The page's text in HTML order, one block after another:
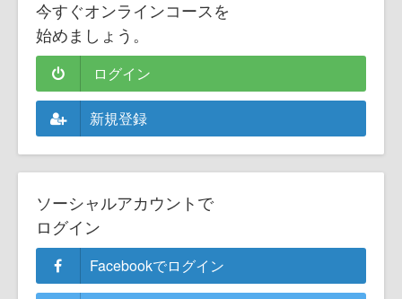
今すぐオンラインコースを
始めましょう。
ログイン
新規登録
ソーシャルアカウントで
ログイン
Facebookでログイン